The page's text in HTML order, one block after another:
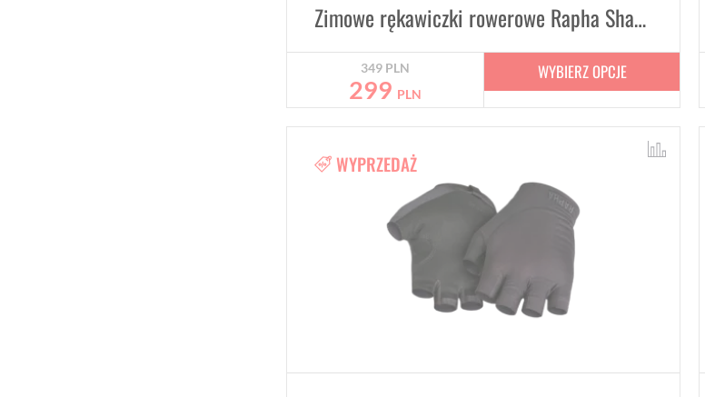
Zimowe rękawiczki rowerowe Rapha Shadow Winter Cycling Gloves
349 PLN
299 PLN
WYBIERZ OPCJE
WYPRZEDAŻ